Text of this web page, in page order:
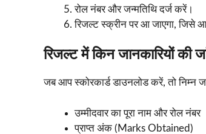
रोल नंबर और जन्मतिथि दर्ज करें।
रिजल्ट स्क्रीन पर आ जाएगा, जिसे
रिजल्ट में किन जानकारियों की
जब आप स्कोरकार्ड डाउनलोड करें, तो निम्न
उम्मीदवार का पूरा नाम और रोल नंबर
प्राप्त अंक (Marks Obtained)